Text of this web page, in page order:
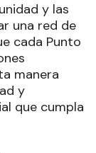
y las
una red de
cada Punto
manera
y
que cumpla